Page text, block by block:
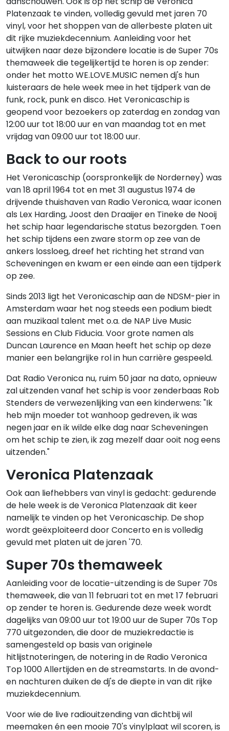
Platenzaak te vinden, volledig gevuld met jaren 70
vinyl, voor het shoppen van de allerbeste platen uit
dit rijke muziekdecennium. Aanleiding voor het
uitwijken naar deze bijzondere locatie is de Super 70s
themaweek die tegelijkertijd te horen is op zender:
onder het motto WE.LOVE.MUSIC nemen dj's hun
luisteraars de hele week mee in het tijdperk van de
funk, rock, punk en disco. Het Veronicaschip is
geopend voor bezoekers op zaterdag en zondag van
12:00 uur tot 18:00 uur en van maandag tot en met
vrijdag van 09:00 uur tot 18:00 uur.
Back to our roots
Het Veronicaschip (oorspronkelijk de Norderney) was
van 18 april 1964 tot en met 31 augustus 1974 de
drijvende thuishaven van Radio Veronica, waar iconen
als Lex Harding, Joost den Draaijer en Tineke de Nooij
het schip haar legendarische status bezorgden. Toen
het schip tijdens een zware storm op zee van de
ankers lossloeg, dreef het richting het strand van
Scheveningen en kwam er een einde aan een tijdperk
op zee.
Sinds 2013 ligt het Veronicaschip aan de NDSM-pier in
Amsterdam waar het nog steeds een podium biedt
aan muzikaal talent met o.a. de NAP Live Music
Sessions en Club Fiducia. Voor grote namen als
Duncan Laurence en Maan heeft het schip op deze
manier een belangrijke rol in hun carrière gespeeld.
Dat Radio Veronica nu, ruim 50 jaar na dato, opnieuw
zal uitzenden vanaf het schip is voor zenderbaas Rob
Stenders de verwezenlijking van een kinderwens: "Ik
heb mijn moeder tot wanhoop gedreven, ik was
negen jaar en ik wilde elke dag naar Scheveningen
om het schip te zien, ik zag mezelf daar ooit nog eens
uitzenden."
Veronica Platenzaak
Ook aan liefhebbers van vinyl is gedacht: gedurende
de hele week is de Veronica Platenzaak dit keer
namelijk te vinden op het Veronicaschip. De shop
wordt geëxploiteerd door Concerto en is volledig
gevuld met platen uit de jaren '70.
Super 70s themaweek
Aanleiding voor de locatie-uitzending is de Super 70s
themaweek, die van 11 februari tot en met 17 februari
op zender te horen is. Gedurende deze week wordt
dagelijks van 09:00 uur tot 19:00 uur de Super 70s Top
770 uitgezonden, die door de muziekredactie is
samengesteld op basis van originele
hitlijstnoteringen, de notering in de Radio Veronica
Top 1000 Allertijden en de streamstarts. In de avond-
en nachturen duiken de dj's de diepte in van dit rijke
muziekdecennium.
Voor wie de live radiouitzending van dichtbij wil
meemaken én een mooie 70's vinylplaat wil scoren, is